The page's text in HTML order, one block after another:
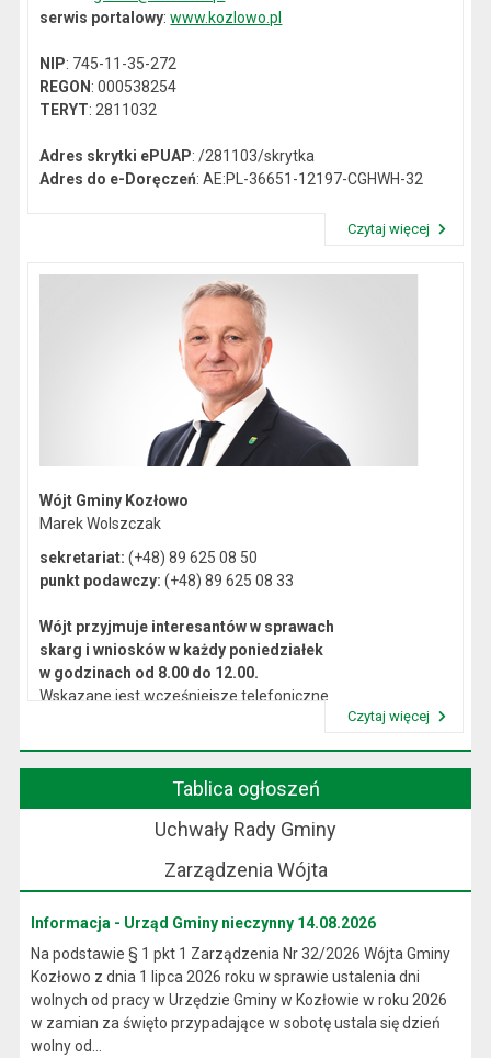
serwis portalowy:www.kozlowo.pl
NIP: 745-11-35-272
REGON: 000538254
TERYT: 2811032
Adres skrytki ePUAP: /281103/skrytka
Adres do e-Doręczeń: AE:PL-36651-12197-CGHWH-32
Czytaj więcej
Wójt Gminy Kozłowo
Marek Wolszczak
sekretariat: (+48) 89 625 08 50
punkt podawczy: (+48) 89 625 08 33
Wójt przyjmuje interesantów w sprawach
skarg i wniosków w każdy poniedziałek
w godzinach od 8.00 do 12.00.
Wskazane jest wcześniejsze telefoniczne
Czytaj więcej
Tablica ogłoszeń
Uchwały Rady Gminy
Zarządzenia Wójta
Informacja - Urząd Gminy nieczynny 14.08.2026
Na podstawie § 1 pkt 1 Zarządzenia Nr 32/2026 Wójta Gminy
Kozłowo z dnia 1 lipca 2026 roku w sprawie ustalenia dni
wolnych od pracy w Urzędzie Gminy w Kozłowie w roku 2026
w zamian za święto przypadające w sobotę ustala się dzień
wolny od...